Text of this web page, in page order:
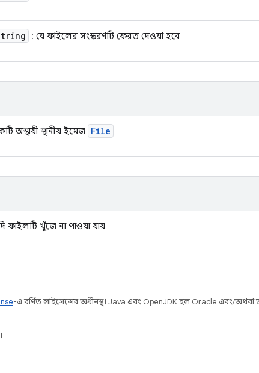
: যে ফাইলের সংস্করণটি ফেরত দেওয়া হবে
অস্থায়ী স্থানীয় ইমেজ File
ফাইলটি খুঁজে না পাওয়া যায়
-এ বর্ণিত লাইসেন্সের অধীনস্থ। Java এবং OpenJDK হল Oracle এবং/অথবা